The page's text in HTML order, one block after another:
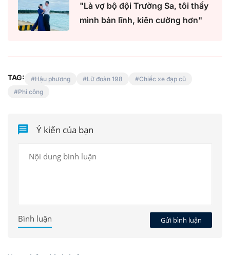
"Là vợ bộ đội Trường Sa, tôi thấy
mình bản lĩnh, kiên cường hơn"
TAG: Hậu phương Lữ đoàn 198
Chiếc xe đạp cũ
Phi công
Ý kiến của bạn
Gửi bình luận
Bình luận